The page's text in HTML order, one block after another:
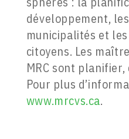
développement,
municipalités et
citoyens. Les
MRC sont
Pour plus
www.mrcvs.ca.